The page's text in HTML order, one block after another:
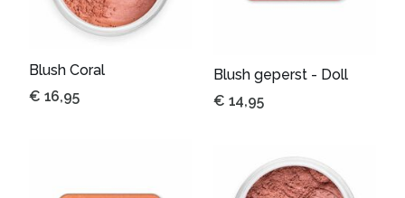
Blush Coral
€ 16,95
Blush geperst - Doll
€ 14,95